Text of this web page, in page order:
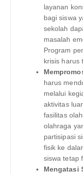
layanan
bagi siswa
sekolah
masalah
Program
krisis harus
harus
melalui
aktivitas
fasilitas
olahraga
partisipasi
fisik ke
siswa tetap
Mengatasi